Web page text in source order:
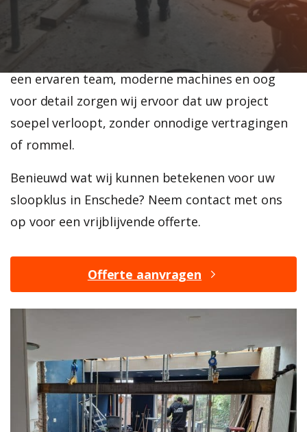
aanbouw, het strippen van een winkelpand of
het slopen van een tussenmuur, wij zorgen voor
een veilige, nette en efficiënte uitvoering. Met
een ervaren team, moderne machines en oog
voor detail zorgen wij ervoor dat uw project
soepel verloopt, zonder onnodige vertragingen
of rommel.
Benieuwd wat wij kunnen betekenen voor uw
sloopklus in Enschede? Neem contact met ons
op voor een vrijblijvende offerte.
Offerte aanvragen